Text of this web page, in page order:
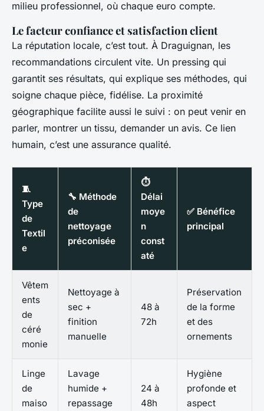
milieu professionnel, où chaque euro compte.
Le facteur confiance et satisfaction client
La réputation locale, c’est tout. À Draguignan, les
recommandations circulent vite. Un pressing qui
garantit ses résultats, qui explique ses méthodes, qui
soigne chaque pièce, fidélise. La proximité
géographique facilite aussi le suivi : on peut venir en
parler, montrer un tissu, demander un avis. Ce lien
humain, c’est une assurance qualité.
🧵
Type
de
Textil
e
🔧 Méthode
de
nettoyage
préconisée
⏱️
Délai
moye
n
const
até
✅ Bénéfice
principal
Vêtem
ents
de
céré
monie
Nettoyage à
sec +
finition
manuelle
48 à
72h
Préservation
de la forme
et des
ornements
Linge
de
maiso
Lavage
humide +
repassage
24 à
48h
Hygiène
profonde et
aspect